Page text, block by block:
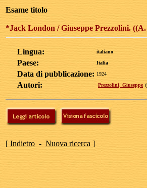
Esame titolo
*Jack London / Giuseppe Prezzolini.
Lingua: italiano
Paese: Italia
Data di pubblicazione: 1924
Autori: Prezzolini, Giuseppe
[ Indietro - Nuova ricerca ]